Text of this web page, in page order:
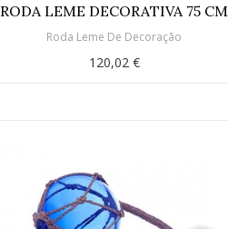
RODA LEME DECORATIVA 75 CM
Roda Leme De Decoração
120,02 €